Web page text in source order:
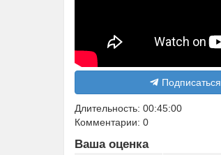
Подписаться
Длительность: 00:45:00
Комментарии: 0
Ваша оценка